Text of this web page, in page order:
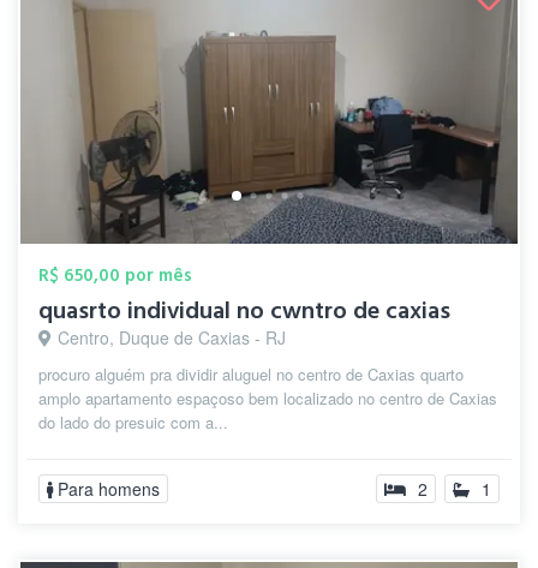
R$ 650,00 por mês
quasrto individual no cwntro de caxias
Centro, Duque de Caxias - RJ
procuro alguém pra dividir aluguel no centro de Caxias quarto
amplo apartamento espaçoso bem localizado no centro de Caxias
do lado do presuic com a...
Para homens 2 1